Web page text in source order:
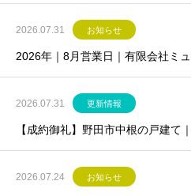
2026.07.31 お知らせ
2026年｜8月営業日｜有限会社ミ
2026.07.31 更新情報
【成約御礼】野田市中根の戸建て
2026.07.24 お知らせ